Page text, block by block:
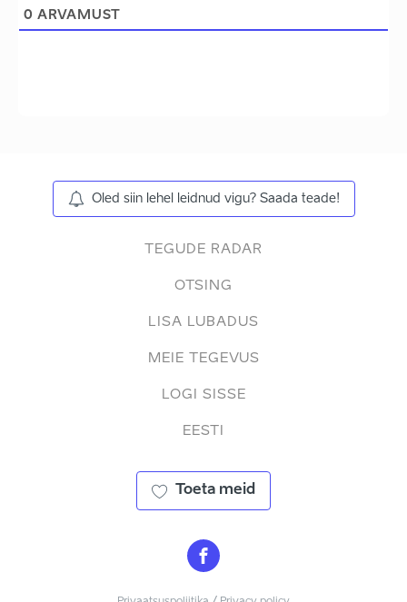
0 ARVAMUST
Oled siin lehel leidnud vigu? Saada teade!
TEGUDE RADAR
OTSING
LISA LUBADUS
MEIE TEGEVUS
LOGI SISSE
EESTI
Toeta meid